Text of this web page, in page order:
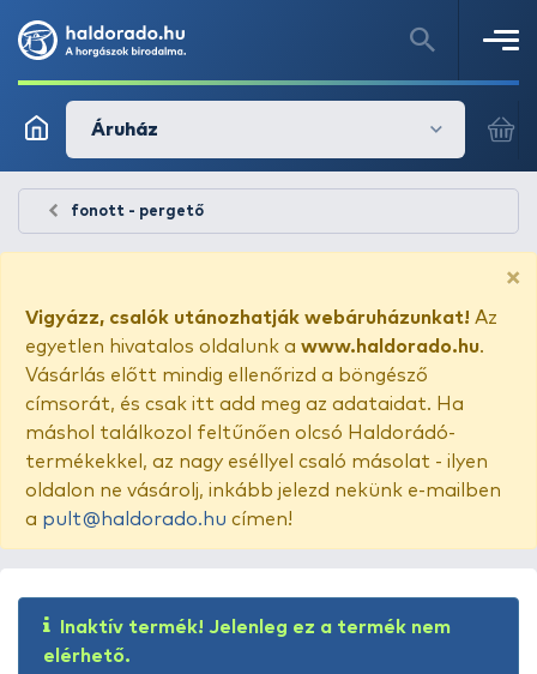
Áruház
fonott - pergető
×
Vigyázz, csalók utánozhatják webáruházunkat! Az
egyetlen hivatalos oldalunk a www.haldorado.hu.
Vásárlás előtt mindig ellenőrizd a böngésző
címsorát, és csak itt add meg az adataidat. Ha
máshol találkozol feltűnően olcsó Haldorádó-
termékekkel, az nagy eséllyel csaló másolat - ilyen
oldalon ne vásárolj, inkább jelezd nekünk e-mailben
a pult@haldorado.hu címen!
Inaktív termék! Jelenleg ez a termék nem
elérhető.